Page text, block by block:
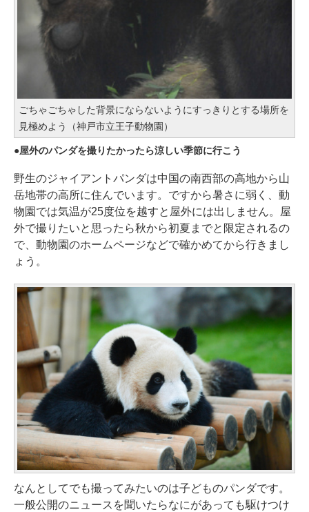
ごちゃごちゃした背景にならないようにすっきりとする場所を
見極めよう（神戸市立王子動物園）
屋外のパンダを撮りたかったら涼しい季節に行こう
野生のジャイアントパンダは中国の南西部の高地から山
岳地帯の高所に住んでいます。ですから暑さに弱く、動
物園では気温が25度位を越すと屋外には出しません。屋
外で撮りたいと思ったら秋から初夏までと限定されるの
で、動物園のホームページなどで確かめてから行きまし
ょう。
なんとしてでも撮ってみたいのは子どものパンダです。
一般公開のニュースを聞いたらなにがあっても駆けつけ